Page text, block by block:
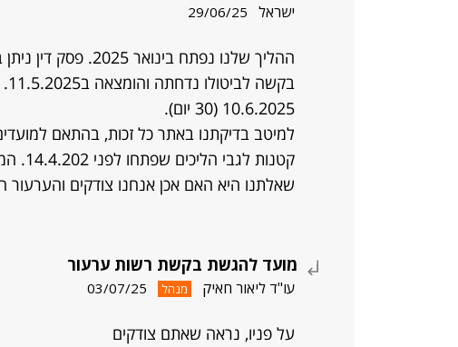
ישראל 29/06/25
10.6.2025 (30 יום).
למיטב בדיקתנו באתר כל זכות, בהתאם
קטנות לגבי הליכים שפתחו לפני 14.4.202. המועד הוא 15 יום.
שאלתנו היא האם אכן אנחנו צודקים והערעור
מועד להגשת בקשת רשות ערעור
עו"ד ליאור חאיק מנהל 03/07/25
על פניו, נראה שאתם צודקים